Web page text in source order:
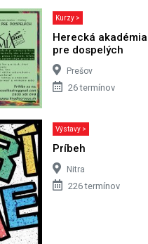
Kurzy >
Herecká akadémia
pre dospelých
Prešov
26 termínov
Výstavy >
Príbeh
Nitra
226 termínov